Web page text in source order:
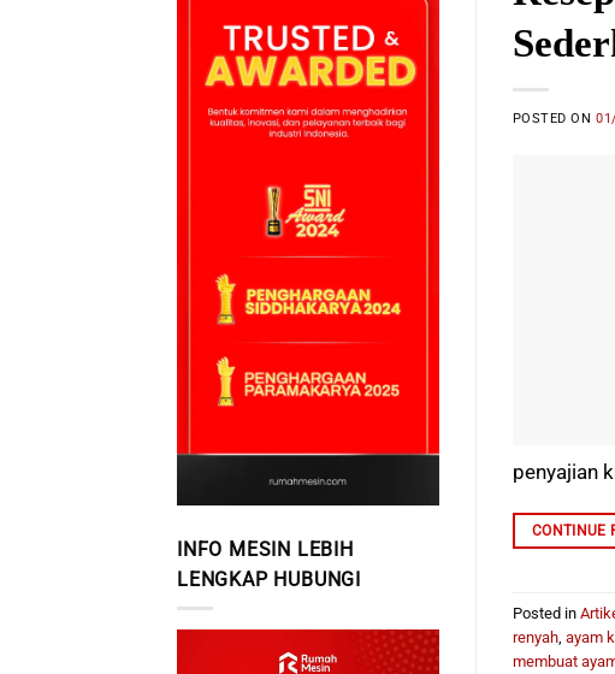
INFO MESIN LEBIH
LENGKAP HUBUNGI
POSTED ON
penyajian
CONTINUE
Posted in
renyah, ayam
membuat